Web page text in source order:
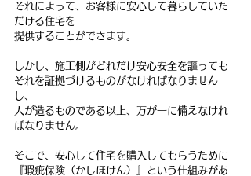
それによって、お客様に安心して暮らしていた
だける住宅を
提供することができます。
しかし、施工側がどれだけ安心安全を謳っても
それを証拠づけるものがなければなりません
し、
人が造るものである以上、万が一に備えなけれ
ばなりません。
そこで、安心して住宅を購入してもらうために
『瑕疵保険（かしほけん）』という仕組みがあ